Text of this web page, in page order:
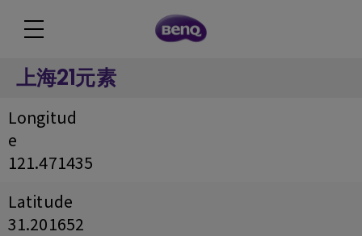
上海21元素
Longitud
e
121.471435
Latitude
31.201652